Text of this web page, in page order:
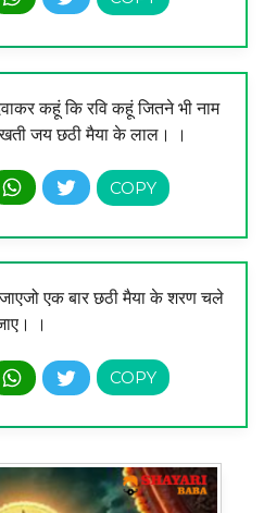
कहूं कि रवि कहूं जितने भी नाम
जय छठी मैया के लाल। ।
एक बार छठी मैया के शरण चले
।